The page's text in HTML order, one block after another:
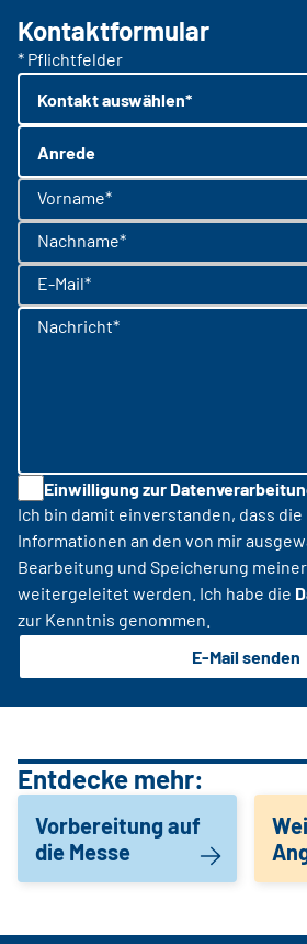
Kontaktformular
* Pflichtfelder
Kontakt auswählen*
Anrede
Vorname*
Nachname*
E-Mail*
Nachricht*
Einwilligung zur
Ich bin damit einverstanden, dass
Informationen an den von mir
Bearbeitung und Speicherung
weitergeleitet werden. Ich habe die
zur Kenntnis genommen.
E-Mail senden
Entdecke mehr:
Vorbereitung auf
die Messe